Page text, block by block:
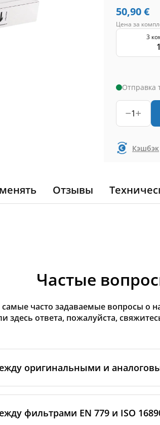
50,90€
Цена за
3
Отправка
1
Кэшбэк
Отзывы
Частые
часто задаваемые вопросы о
здесь ответа, пожалуйста,
оригинальными и
производственными партнёрами.
бренда, включая требования к
фильтрами EN 779 и ISO